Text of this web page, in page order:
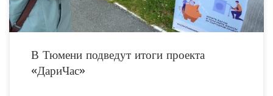
В Тюмени подведут итоги проекта
«ДариЧас»